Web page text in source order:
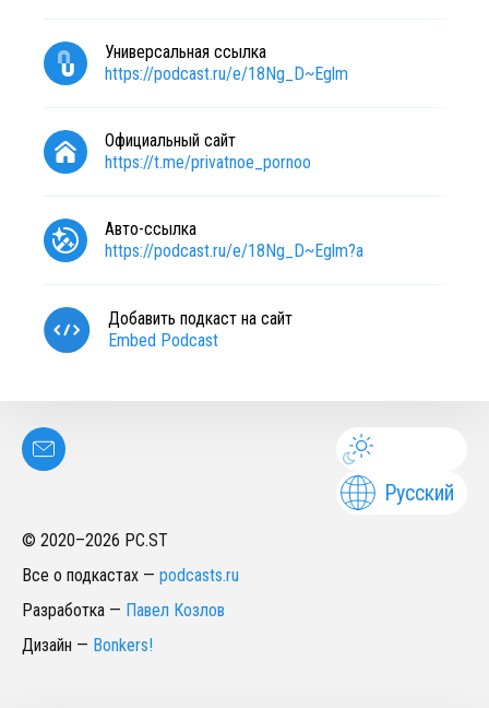
Универсальная ссылка
https://podcast.ru/e/18Ng_D~Eglm
Официальный сайт
https://t.me/privatnoe_pornoo
Авто-ссылка
https://podcast.ru/e/18Ng_D~Eglm?a
Добавить подкаст на сайт
Embed Podcast
Русский
© 2020–2026 PC.ST
Все о подкастах — podcasts.ru
Разработка — Павел Козлов
Дизайн — Bonkers!